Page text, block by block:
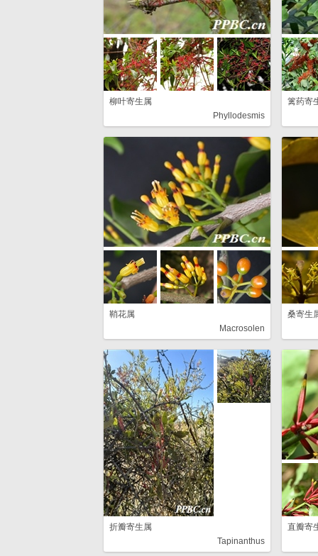
柳叶寄生属
Phyllodesmis
篱药寄
鞘花属
Macrosolen
桑寄生
折瓣寄生属
Tapinanthus
直瓣寄